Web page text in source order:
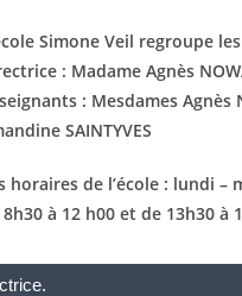
Simone Veil regroupe
: Madame Agnès
: Mesdames Agnès
SAINTYVES
horaires de l’école : lundi –
à 12 h00 et de 13h30 à